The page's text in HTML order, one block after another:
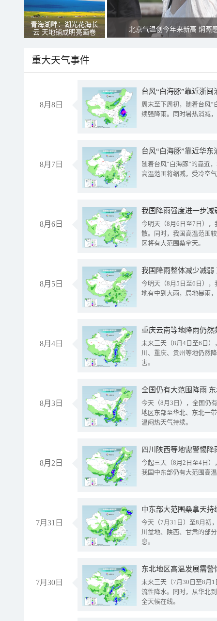
青海湖畔：湖光花海长
云 天地铺成明亮画卷
北京气温创今年来新高 焖蒸
重大天气事件
8月8日
台风“白海豚”靠近浙
周末至下周初，随着台风“
续强降雨。同时暑热消减
8月7日
台风“白海豚”靠近华
随着台风“白海豚”的靠近
高温范围将缩减，受冷空
8月6日
今明天（8月6日至7日）
散。同时，我国高温范围
区将有大范围桑拿天。
8月5日
我国降雨整体减少减弱
今明天（8月5日至6日）
地有中到大雨，局地暴雨
8月4日
重庆云南等地降雨仍然
未来三天（8月4日至6日
川、重庆、贵州等地仍然
害。
8月3日
全国仍有大范围降雨
今天（8月3日），全国仍
地区东部至华北、东北一
温闷热天气持续。
8月2日
今起三天（8月2日至4日
我国中东部仍有大范围高
7月31日
中东部大范围桑拿天
今天（7月31日）至8月初
川盆地、陕西、甘肃的部
息。
7月30日
东北地区高温发展需
未来三天（7月30日至8月
流性降水。同时，从华北
全天候在线。